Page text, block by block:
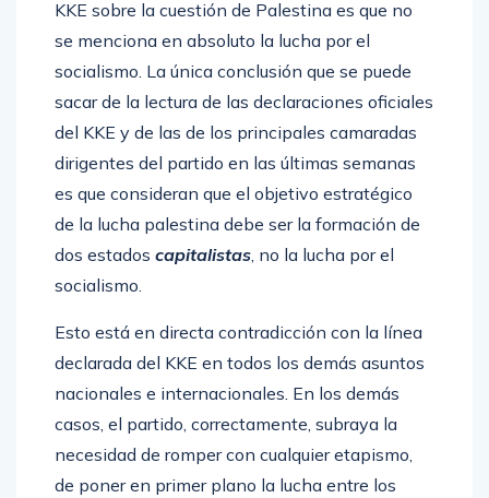
KKE sobre la cuestión de Palestina es que no
se menciona en absoluto la lucha por el
socialismo. La única conclusión que se puede
sacar de la lectura de las declaraciones oficiales
del KKE y de las de los principales camaradas
dirigentes del partido en las últimas semanas
es que consideran que el objetivo estratégico
de la lucha palestina debe ser la formación de
dos estados capitalistas, no la lucha por el
socialismo.
Esto está en directa contradicción con la línea
declarada del KKE en todos los demás asuntos
nacionales e internacionales. En los demás
casos, el partido, correctamente, subraya la
necesidad de romper con cualquier etapismo,
de poner en primer plano la lucha entre los